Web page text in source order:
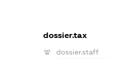
dossier.tax
dossier.staff